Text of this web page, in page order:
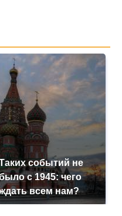
событий не
с 1945: чего
всем нам?